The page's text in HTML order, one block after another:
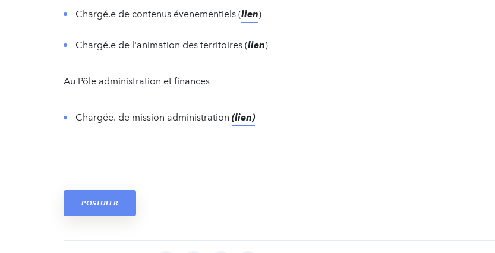
Chargé.e de contenus évenementiels (lien)
Chargé.e de l'animation des territoires (lien)
Au Pôle administration et finances
Chargée. de mission administration (lien)
POSTULER